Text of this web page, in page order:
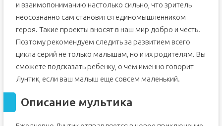
и взаимопониманию настолько сильно, что зритель
неосознанно сам становится единомышленником
героя. Такие проекты вносят в наш мир добро и честь.
Поэтому рекомендуем следить за развитием всего
цикла серий не только малышам, но и их родителям. Вы
сможете подсказать ребенку, о чем именно говорит
Лунтик, если ваш малыш еще совсем маленький.
Описание мультика